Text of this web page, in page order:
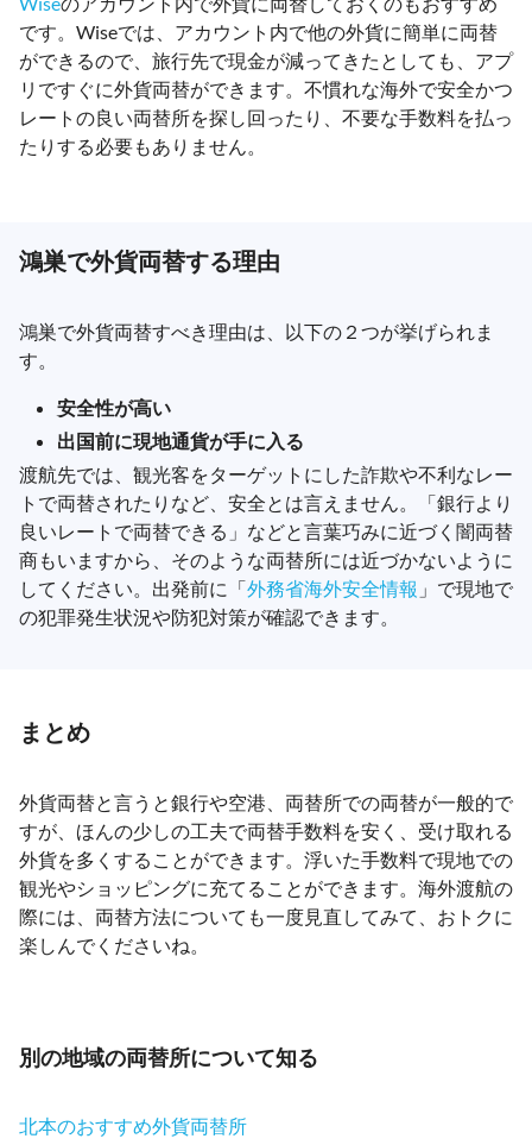
です。Wiseでは、アカウント内で他の外貨に簡単に両替
ができるので、旅行先で現金が減ってきたとしても、アプ
リですぐに外貨両替ができます。不慣れな海外で安全かつ
レートの良い両替所を探し回ったり、不要な手数料を払っ
たりする必要もありません。
鴻巣で外貨両替する理由
鴻巣で外貨両替すべき理由は、以下の２つが挙げられま
す。
安全性が高い
出国前に現地通貨が手に入る
渡航先では、観光客をターゲットにした詐欺や不利なレー
トで両替されたりなど、安全とは言えません。「銀行より
良いレートで両替できる」などと言葉巧みに近づく闇両替
商もいますから、そのような両替所には近づかないように
してください。出発前に「外務省海外安全情報 」で現地で
の犯罪発生状況や防犯対策が確認できます。
まとめ
外貨両替と言うと銀行や空港、両替所での両替が一般的で
すが、ほんの少しの工夫で両替手数料を安く、受け取れる
外貨を多くすることができます。浮いた手数料で現地での
観光やショッピングに充てることができます。海外渡航の
際には、両替方法についても一度見直してみて、おトクに
楽しんでくださいね。
別の地域の両替所について知る
北本のおすすめ外貨両替所